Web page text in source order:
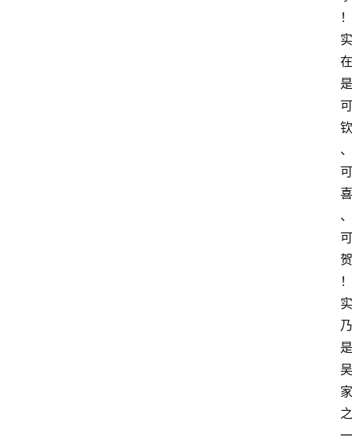
！
实
在
是
可
钦
、
可
喜
、
可
贺
！
实
乃
是
吴
家
之
一